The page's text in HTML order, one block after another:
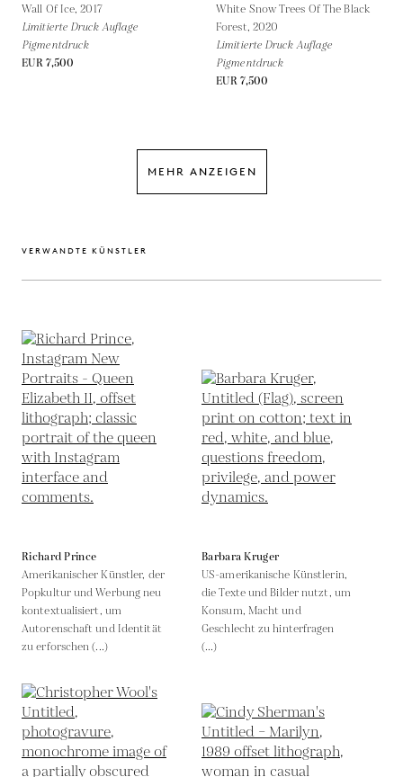
Wall Of Ice,2017
Limitierte Druck Auflage
Pigmentdruck
EUR 7,500
White Snow Trees Of The Black
Forest, 2020
Limitierte Druck Auflage
Pigmentdruck
EUR 7,500
MEHR ANZEIGEN
VERWANDTE KÜNSTLER
Richard Prince
Amerikanischer Künstler, der
Popkultur und Werbung neu
kontextualisiert, um
Autorenschaft und Identität
zu erforschen (...)
Barbara Kruger
US-amerikanische Künstlerin,
die Texte und Bilder nutzt, um
Konsum, Macht und
Geschlecht zu hinterfragen
(...)